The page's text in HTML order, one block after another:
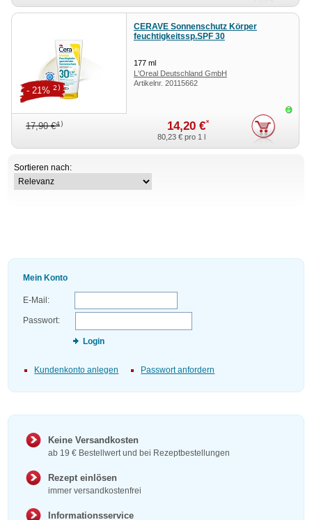
CERAVE Sonnenschutz Körper
feuchtigkeitssp.SPF 30
177 ml
L'Oreal Deutschland GmbH
Geschäftsbereich CeraVe
Artikelnr. 20115662
17,90 €4) 14,20 €*
- 21%2)
80,23 €pro 1 l
Sortieren nach:
Mein Konto
E-Mail:
Passwort:
Login
Kundenkonto anlegen Passwort anfordern
Keine Versandkosten
ab 19 € Bestellwert und bei Rezeptbestellungen
Rezept einlösen
immer versandkostenfrei
Informationsservice